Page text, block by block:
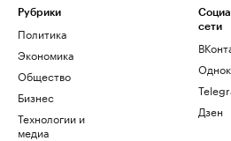
Рубрики
Политика
Экономика
Общество
Бизнес
Технологии и
медиа
сети
Дзен